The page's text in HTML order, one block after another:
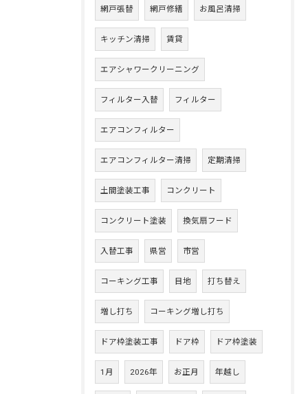
網戸張替 網戸修繕 お風呂清掃
キッチン清掃 賃貸
エアシャワークリーニング
フィルター入替 フィルター
エアコンフィルター
エアコンフィルター清掃 定期清掃
土間塗装工事 コンクリート
コンクリート塗装 換気扇フード
入替工事 県営 市営
コーキング工事 目地 打ち替え
増し打ち コーキング増し打ち
ドア枠塗装工事 ドア枠 ドア枠塗装
1月 2026年 お正月 年越し